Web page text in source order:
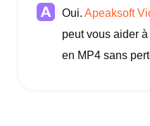
Oui. Apeaksoft
peut vous aider
en MP4 sans